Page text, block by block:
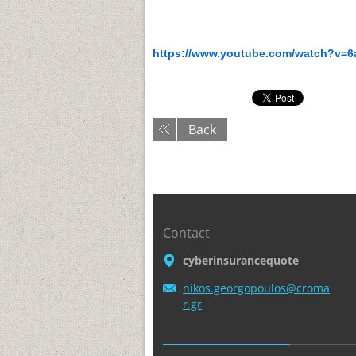
https://www.youtube.com/
Back
Contact
cyberinsurancequote
nikos.georgopoulos@croma
r.gr